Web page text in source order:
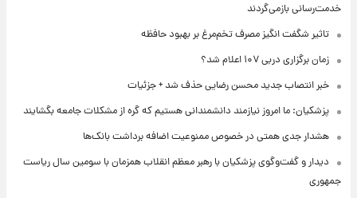
خدمت‌رسانی بازمی‌گردند
تاثیر شگفت انگیز مصرف تخم‌مرغ بر بهبود حافظه
زمان برگزاری دربی ۱۰۷ اعلام شد؟
خبر انتصاب جدید محسن رضایی حذف شد + جزئیات
پزشکیان: ما امروز نیازمند دانشمندانی هستیم که گره از مشکلات جامعه بگشایند
هشدار جدی همتی در خصوص ممنوعیت اضافه ‌برداشت بانک‌ها
دیدار و گفت‌وگوی پزشکیان با رهبر معظم انقلاب همزمان با سومین سال ریاست
جمهوری